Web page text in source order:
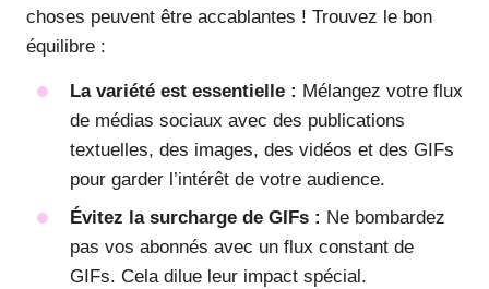
choses peuvent être accablantes ! Trouvez le bon
équilibre :
La variété est essentielle : Mélangez votre flux
de médias sociaux avec des publications
textuelles, des images, des vidéos et des GIFs
pour garder l’intérêt de votre audience.
Évitez la surcharge de GIFs : Ne bombardez
pas vos abonnés avec un flux constant de
GIFs. Cela dilue leur impact spécial.